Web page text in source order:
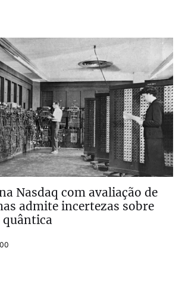
Nasdaq com avaliação de
admite incertezas sobre
quântica